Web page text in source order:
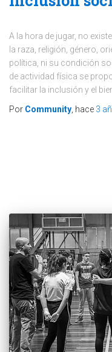
A la hora de jugar, no
la raza, religión, género,
política, ni su condición
de actividad física se
facilitar la inclusión y el
Por Community , hace 3